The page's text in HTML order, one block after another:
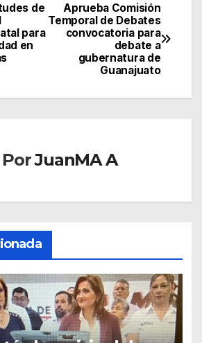
Aprueba Comisión
Temporal de Debates
convocatoria para
debate a
gubernatura de
Guanajuato
de
para
en
PorJuanMA A